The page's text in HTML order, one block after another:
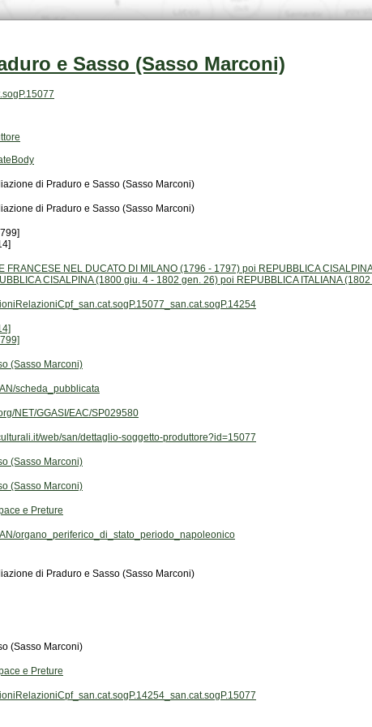
e Sasso (Sasso Marconi)
di Praduro e Sasso (Sasso Marconi)
di Praduro e Sasso (Sasso Marconi)
CISALPINA (1800 giu. 4 - 1802 gen. 26) poi REPUBBLICA ITALIANA
(Sasso Marconi)
scheda_pubblicata
NET/GGASI/EAC/SP029580
web/san/dettaglio-soggetto-produttore?id=15077
(Sasso Marconi)
(Sasso Marconi)
e Preture
organo_periferico_di_stato_periodo_napoleonico
di Praduro e Sasso (Sasso Marconi)
(Sasso Marconi)
e Preture